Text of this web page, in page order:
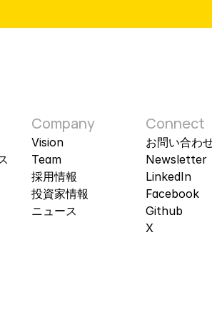
Company
Vision
Team
採​用​情報​
投資​家​情報​
ニュース
Connect
お問い​合わ
Newsletter
LinkedIn
Facebook
Github
X